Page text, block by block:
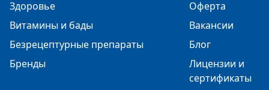
Здоровье
Витамины и бады
Безрецептурные препараты
Бренды
Оферта
Вакансии
Блог
Лицензии и
сертификаты